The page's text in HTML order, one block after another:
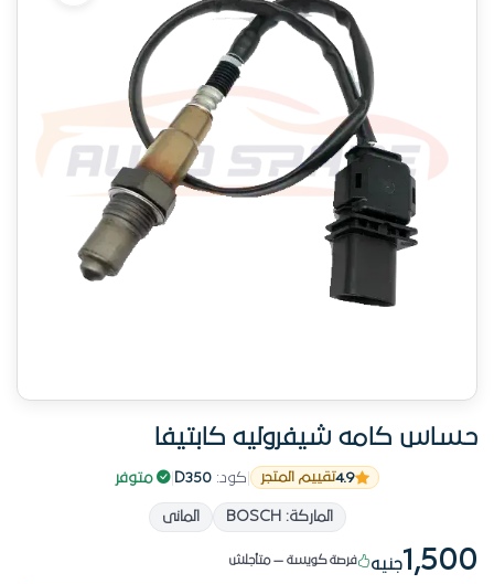
حساس كامه شيفروليه كابتيفا
4.9تقييم المتجر كود: D350 متوفر
الماركة: BOSCH المانى
1,500جنيه
من الأكثر طلباً في حساسات وبلوف الأسبوع ده
فرصة كويسة — متأجلش